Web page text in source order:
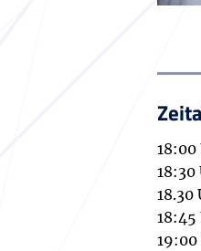
18.30